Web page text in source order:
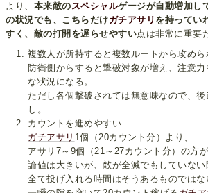
より、 本来敵のスペシャルゲージが自動増加し
の状況でも、こちらだけガチアサリ を持ってい
すく、敵の打開を遅らせやすい点は非常に重要
複数人が所持すると複数ルートから攻めら
防衛側からすると撃破対象が増え、注意
な状況になる。
ただし各個撃破されては無意味なので、
し。
カウントを進めやすい
ガチアサリ 1個（20カウント分）より、
アサリ7～9個（21～27カウント分）の方
論値は大きいが、敵が全滅でもしていな
全て投げ入れる時間はそうあるものではな